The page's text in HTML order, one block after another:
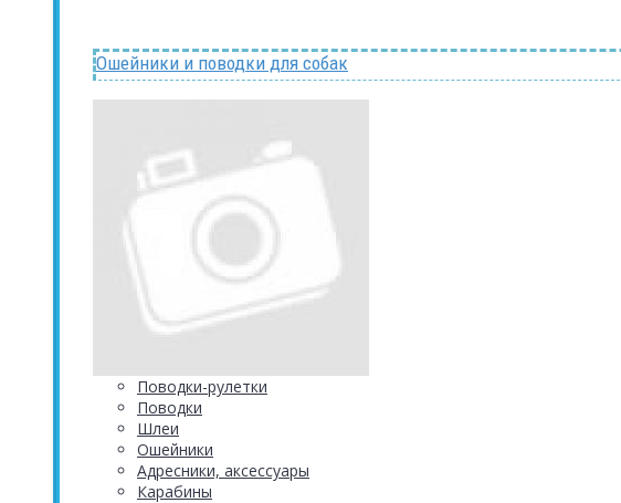
Ошейники и поводки для собак
Поводки-рулетки
Поводки
Шлеи
Ошейники
Адресники, аксессуары
Карабины